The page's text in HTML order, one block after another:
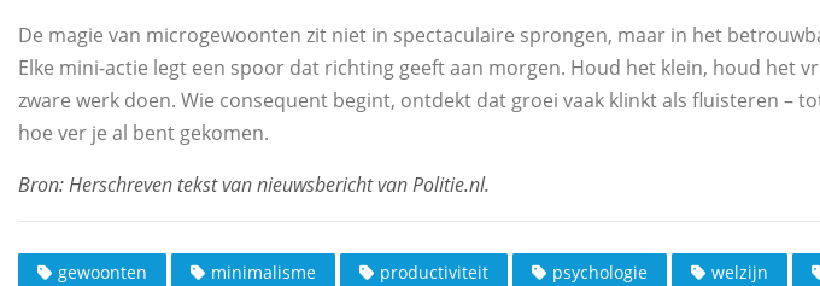
De magie van microgewoonten zit niet in spectaculaire sprongen, maar in het
Elke mini-actie legt een spoor dat richting geeft aan morgen. Houd het klein, houd het
zware werk doen. Wie consequent begint, ontdekt dat groei vaak klinkt als fluisteren –
hoe ver je al bent gekomen.
gewoonten minimalisme productiviteit psychologie welzijn